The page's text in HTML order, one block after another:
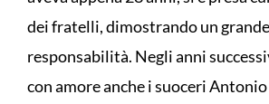
dei fratelli, dimostrando un
responsabilità. Negli anni
con amore anche i suoceri